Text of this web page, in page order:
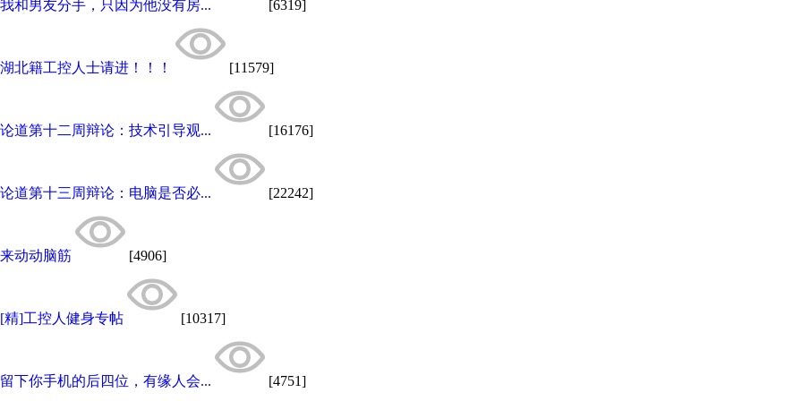
我和男友分手，只因为他没有房... [6319]
湖北籍工控人士请进！！！ [11579]
论道第十二周辩论：技术引导观... [16176]
论道第十三周辩论：电脑是否必... [22242]
来动动脑筋 [4906]
[精]工控人健身专帖 [10317]
留下你手机的后四位，有缘人会... [4751]